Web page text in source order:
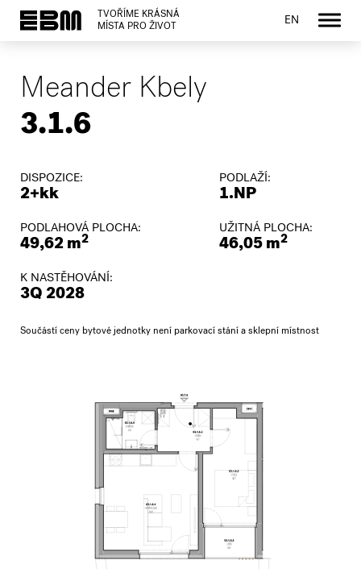
TVOŘÍME KRÁSNÁ
MÍSTA PRO ŽIVOT
EN
Meander Kbely
3.1.6
DISPOZICE:
2+kk
PODLAŽÍ:
1.NP
PODLAHOVÁ PLOCHA:
49,62 m2
UŽITNÁ PLOCHA:
46,05 m2
K NASTĚHOVÁNÍ:
3Q 2028
Součástí ceny bytové jednotky není parkovací stání a sklepní místnost